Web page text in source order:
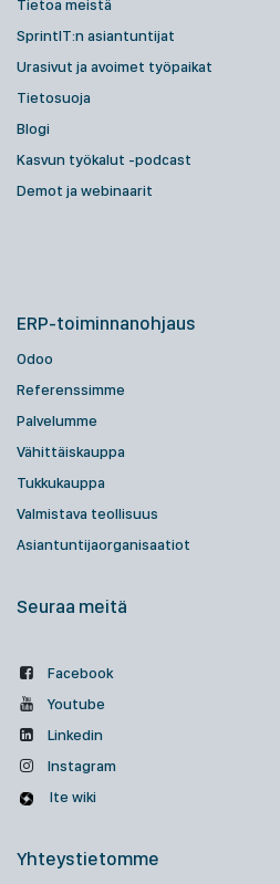
Tietoa meistä
SprintIT:n asiantuntijat
Urasivut ja avoimet työpaikat
Tietosuoja
Blogi
Kasvun työkalut -podcast
Demot ja webinaarit
ERP-toiminnanohjaus
Odoo
Referenssimme
Palvelumme
Vähittäiskauppa
Tukkukauppa
Valmistava teollisuus
Asiantuntijaorganisaatiot
Seuraa meitä
Facebook
Youtube
Linkedin
Instagram
Ite wiki
Yhteystietomme